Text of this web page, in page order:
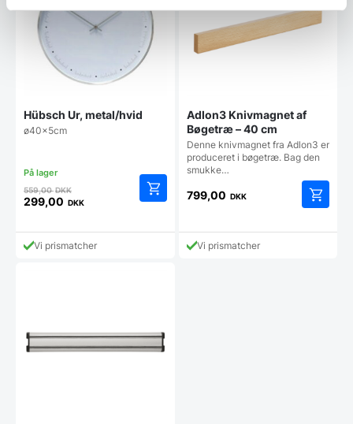
Hübsch Ur, metal/hvid
ø40x5cm
559,00DKKDen
oprindelige
var:
559,00 DKK.
299,00 DKK
aktuelle
prisVi prismatcher
Adlon3 Knivmagnet af
Bøgetræ – 40 cm
Denne knivmagnet fra Adlon3 er
produceret i bøgetræ. Bag den
smukke…
799,00 DKK
Vi prismatcher